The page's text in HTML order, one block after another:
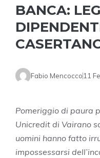
BANCA:
Fabio Mencocco 11
Pomeriggio di paura
Unicredit di Vairano
uomini hanno fatto
impossessarsi